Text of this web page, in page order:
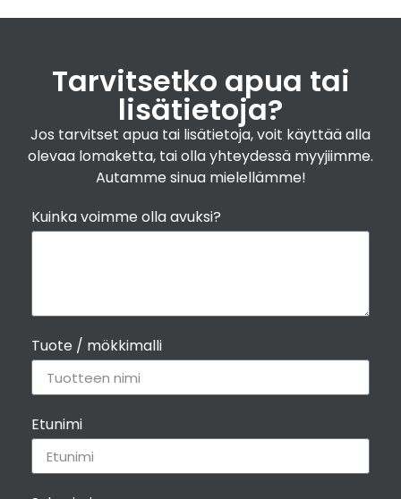
Tarvitsetko apua tai
lisätietoja?
Jos tarvitset apua tai lisätietoja, voit käyttää alla
olevaa lomaketta, tai olla yhteydessä myyjiimme.
Autamme sinua mielellämme!
Kuinka voimme olla avuksi?
Tuote / mökkimalli
Etunimi